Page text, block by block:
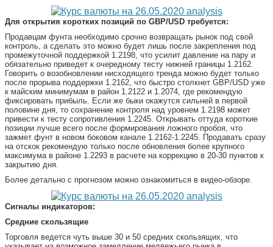
Для открытия коротких позиций по GBP/USD требуется:
Продавцам фунта необходимо срочно возвращать рынок под свой
контроль, а сделать это можно будет лишь после закрепления под
промежуточной поддержкой 1.2198, что усилит давление на пару и
обязательно приведет к очередному тесту нижней границы 1.2162.
Говорить о возобновлении нисходящего тренда можно будет только
после прорыва поддержки 1.2162, что быстро столкнет GBP/USD уже
к майским минимумам в район 1.2122 и 1.2074, где рекомендую
фиксировать прибыль. Если же быки окажутся сильней в первой
половине дня, то сохранение контроля над уровнем 1.2198 может
привести к тесту сопротивления 1.2245. Открывать оттуда короткие
позиции лучше всего после формирования ложного пробоя, что
зажмет фунт в новом боковом канале 1.2162-1.2245. Продавать сразу
на отскок рекомендую только после обновления более крупного
максимума в районе 1.2293 в расчете на коррекцию в 20-30 пунктов к
закрытию дня.
Более детально с прогнозом можно ознакомиться в видео-обзоре.
Сигналы индикаторов:
Средние скользящие
Торговля ведется чуть выше 30 и 50 средних скользящих, что